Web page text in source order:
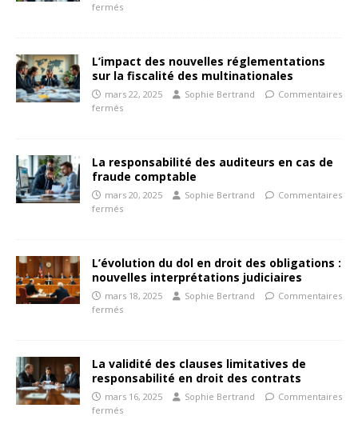
fermés
L’impact des nouvelles réglementations
sur la fiscalité des multinationales
mars 22, 2025 Sophie Bertrand
Commentaires
fermés
La responsabilité des auditeurs en cas de
fraude comptable
mars 20, 2025 Sophie Bertrand
Commentaires
fermés
L’évolution du dol en droit des obligations :
nouvelles interprétations judiciaires
mars 18, 2025 Sophie Bertrand
Commentaires
fermés
La validité des clauses limitatives de
responsabilité en droit des contrats
mars 16, 2025 Sophie Bertrand
Commentaires
fermés